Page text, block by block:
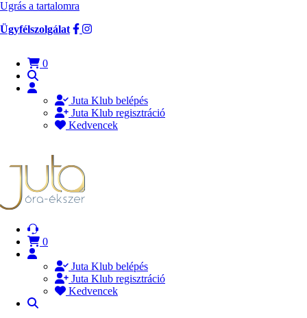
Ugrás a tartalomra
Ügyfélszolgálat
0
Juta Klub belépés
Juta Klub regisztráció
Kedvencek
0
Juta Klub belépés
Juta Klub regisztráció
Kedvencek